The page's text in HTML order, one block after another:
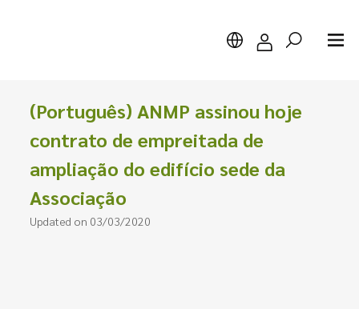
Search
(Português) ANMP assinou hoje
contrato de empreitada de
ampliação do edifício sede da
Associação
Updated on 03/03/2020